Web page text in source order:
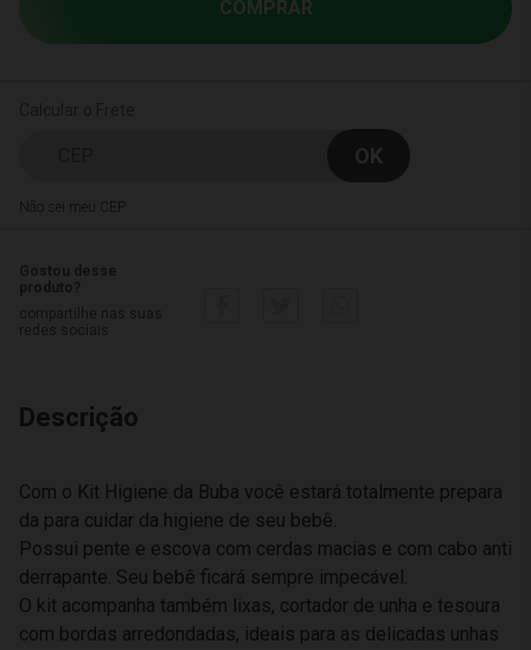
COMPRAR
Não sei meu CEP
Descrição
Com o Kit Higiene da Buba você estará totalmente prepara
da para cuidar da higiene de seu bebê.
Possui pente e escova com cerdas macias e com cabo anti
derrapante. Seu bebê ficará sempre impecável.
O kit acompanha também lixas, cortador de unha e tesoura
com bordas arredondadas, ideais para as delicadas unhas